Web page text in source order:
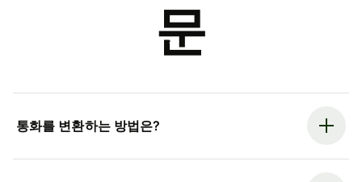
문
통화를 변환하는 방법은?